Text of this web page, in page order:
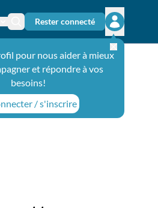
de langue
Icône de recherche
Rester connecté
Ouvrir le
pour nous aider à mieux
et répondre à vos
besoins!
/ s'inscrire